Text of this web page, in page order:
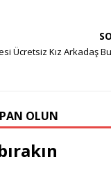
Ücretsiz Kız Arkadaş
OLUN